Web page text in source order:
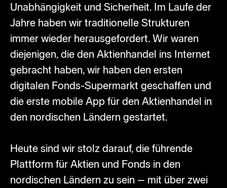
Unabhängigkeit und Sicherheit. Im Laufe der
Jahre haben wir traditionelle Strukturen
immer wieder herausgefordert. Wir waren
diejenigen, die den Aktienhandel ins Internet
gebracht haben, wir haben den ersten
digitalen Fonds-Supermarkt geschaffen und
die erste mobile App für den Aktienhandel in
den nordischen Ländern gestartet.
Heute sind wir stolz darauf, die führende
Plattform für Aktien und Fonds in den
nordischen Ländern zu sein – mit über zwei